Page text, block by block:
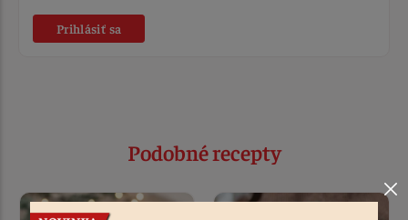
Prihlásiť sa
Podobné recepty